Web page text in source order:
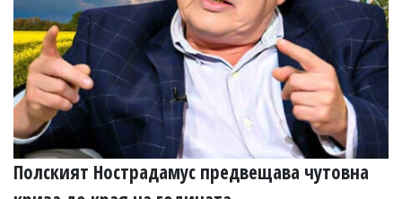
Полският Нострадамус предвещава чутовна